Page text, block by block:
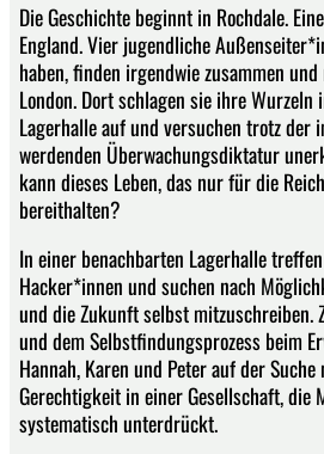
Die Geschichte beginnt in Rochdale.
England. Vier jugendliche
haben, finden irgendwie zusammen
London. Dort schlagen sie ihre Wurzeln
Lagerhalle auf und versuchen trotz der
werdenden Überwachungsdiktatur
kann dieses Leben, das nur für die
bereithalten?
In einer benachbarten Lagerhalle
Hacker*innen und suchen nach
und die Zukunft selbst mitzuschreiben.
und dem Selbstfindungsprozess beim
Hannah, Karen und Peter auf der
Gerechtigkeit in einer Gesellschaft, die
systematisch unterdrückt.